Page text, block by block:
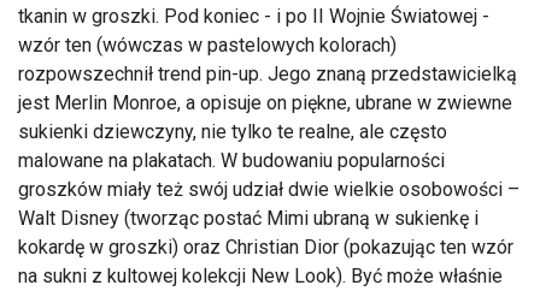
tkanin w groszki. Pod koniec - i po II Wojnie Światowej -
wzór ten (wówczas w pastelowych kolorach)
rozpowszechnił trend pin-up. Jego znaną przedstawicielką
jest Merlin Monroe, a opisuje on piękne, ubrane w zwiewne
sukienki dziewczyny, nie tylko te realne, ale często
malowane na plakatach. W budowaniu popularności
groszków miały też swój udział dwie wielkie osobowości –
Walt Disney (tworząc postać Mimi ubraną w sukienkę i
kokardę w groszki) oraz Christian Dior (pokazując ten wzór
na sukni z kultowej kolekcji New Look). Być może właśnie